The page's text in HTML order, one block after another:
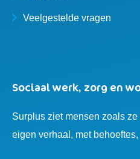
Veelgestelde vragen
Sociaal werk, zorg en
Surplus ziet mensen zoals
eigen verhaal, met